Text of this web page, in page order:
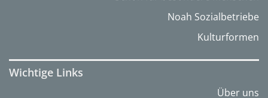
Noah Sozialbetriebe
Kulturformen
Wichtige Links
Über uns